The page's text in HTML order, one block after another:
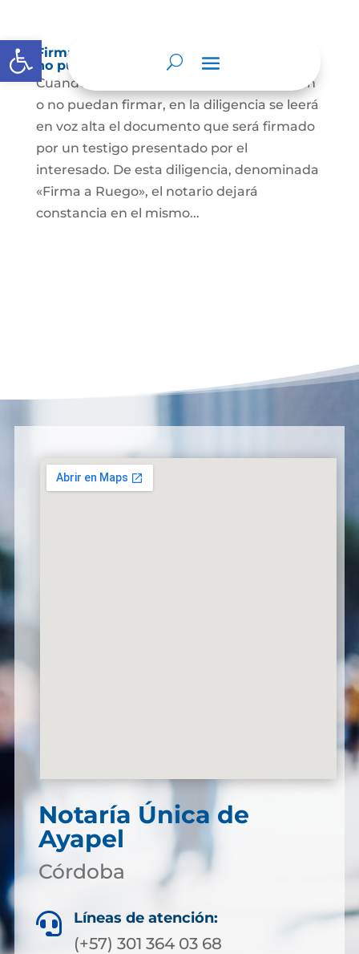
Abrir barra de herramientas
Firma a Ruego – Personas que no saben o
no puede firmar
Cuando se trate de personas que no sepan
o no puedan firmar, en la diligencia se leerá
en voz alta el documento que será firmado
por un testigo presentado por el
interesado. De esta diligencia, denominada
«Firma a Ruego», el notario dejará
constancia en el mismo...
Notaría Única de
Ayapel
Córdoba
 Líneas de atención:
(+57) 301 364 03 68